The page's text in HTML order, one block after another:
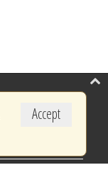
Accept